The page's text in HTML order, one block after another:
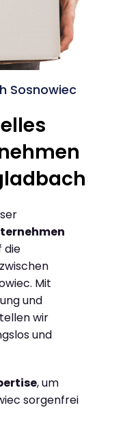
Sosnowiec
die
Mit
und
wir
und
, um
sorgenfrei